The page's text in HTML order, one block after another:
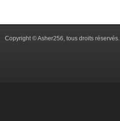
Copyright © Asher256, tous droits réservés.